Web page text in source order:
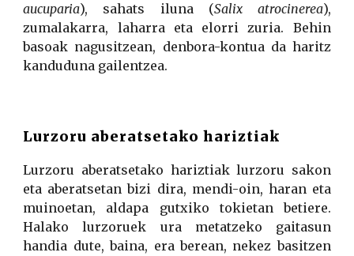
aucuparia), sahats iluna (Salix atrocinerea),
zumalakarra, laharra eta elorri zuria. Behin
basoak nagusitzean, denbora-kontua da haritz
kanduduna gailentzea.
Lurzoru aberatsetako hariztiak
Lurzoru aberatsetako hariztiak lurzoru sakon
eta aberatsetan bizi dira, mendi-oin, haran eta
muinoetan, aldapa gutxiko tokietan betiere.
Halako lurzoruek ura metatzeko gaitasun
handia dute, baina, era berean, nekez basitzen